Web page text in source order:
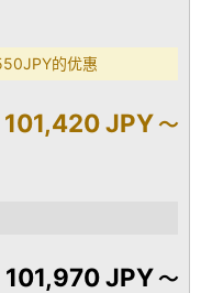
箱
绝12岁以下的儿童入馆，
的优惠
101,420 JPY～
101,970 JPY～